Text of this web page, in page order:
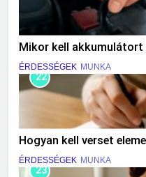
Mikor kell akkumulátort
ÉRDESSÉGEK MUNKA
22
Hogyan kell verset
ÉRDESSÉGEK MUNKA
23